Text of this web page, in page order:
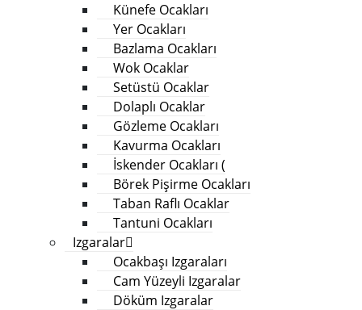
Künefe Ocakları
Yer Ocakları
Bazlama Ocakları
Wok Ocaklar
Setüstü Ocaklar
Dolaplı Ocaklar
Gözleme Ocakları
Kavurma Ocakları
İskender Ocakları (
Börek Pişirme Ocakları
Taban Raflı Ocaklar
Tantuni Ocakları
Izgaralar
Ocakbaşı Izgaraları
Cam Yüzeyli Izgaralar
Döküm Izgaralar